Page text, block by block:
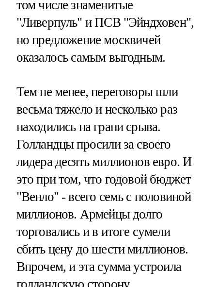
том числе знаменитые
"Ливерпуль" и ПСВ "Эйндховен",
но предложение москвичей
оказалось самым выгодным.
Тем не менее, переговоры шли
весьма тяжело и несколько раз
находились на грани срыва.
Голландцы просили за своего
лидера десять миллионов евро. И
это при том, что годовой бюджет
"Венло" - всего семь с половиной
миллионов. Армейцы долго
торговались и в итоге сумели
сбить цену до шести миллионов.
Впрочем, и эта сумма устроила
голландскую сторону.